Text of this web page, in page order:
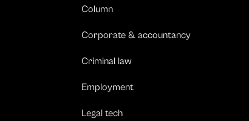
Column
Corporate & accountancy
Criminal law
Employment
Legal tech